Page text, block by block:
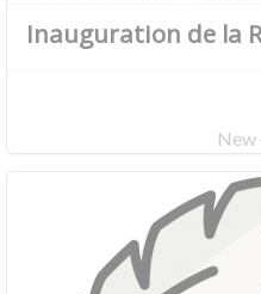
Inauguration de la